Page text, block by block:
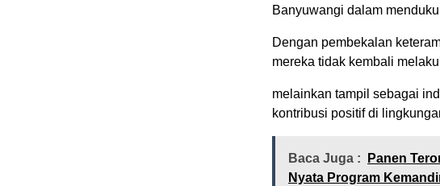
Banyuwangi dalam
Dengan pembekalan
mereka tidak kembali
melainkan tampil sebagai
kontribusi positif di
Baca Juga :
Panen
Nyata Program